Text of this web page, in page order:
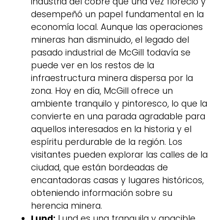
desempeñó un papel fundamental en la
economía local. Aunque las operaciones
mineras han disminuido, el legado del
pasado industrial de McGill todavía se
puede ver en los restos de la
infraestructura minera dispersa por la
zona. Hoy en día, McGill ofrece un
ambiente tranquilo y pintoresco, lo que la
convierte en una parada agradable para
aquellos interesados en la historia y el
espíritu perdurable de la región. Los
visitantes pueden explorar las calles de la
ciudad, que están bordeadas de
encantadoras casas y lugares históricos,
obteniendo información sobre su
herencia minera.